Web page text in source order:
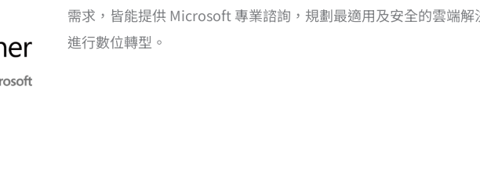
需求，皆能提供 Microsoft 專業諮詢，規劃最適用及安全的雲端
進行數位轉型。